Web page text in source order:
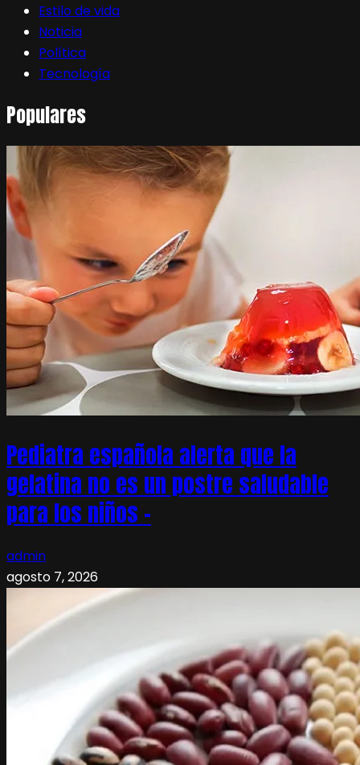
Estilo de vida
Noticia
Política
Tecnología
Populares
Pediatra española alerta que la
gelatina no es un postre saludable
para los niños –
admin
agosto 7, 2026